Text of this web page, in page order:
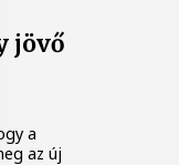
jövő
a
az új